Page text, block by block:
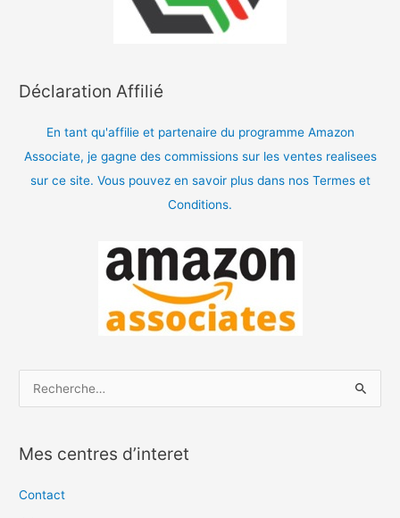
Déclaration Affilié
En tant qu'affilie et partenaire du programme Amazon
Associate, je gagne des commissions sur les ventes realisees
sur ce site. Vous pouvez en savoir plus dans nos Termes et
Conditions.
h
e
Mes centres d’interet
Contact